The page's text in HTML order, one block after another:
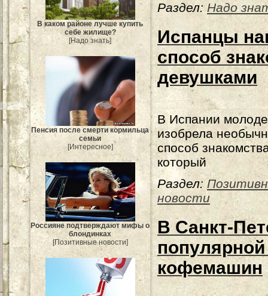
В каком районе лучше купить
себе жилище?
[Надо знать]
Пенсия после смерти кормильца
семьи
[Интересное]
Россияне подтверждают мифы о
блондинках
[Позитивные новости]
Раздел: Надо
Испанцы
способ
девушками
В Испании
изобрела
способ
который
Раздел:
новости
В Санкт-
кофемашин